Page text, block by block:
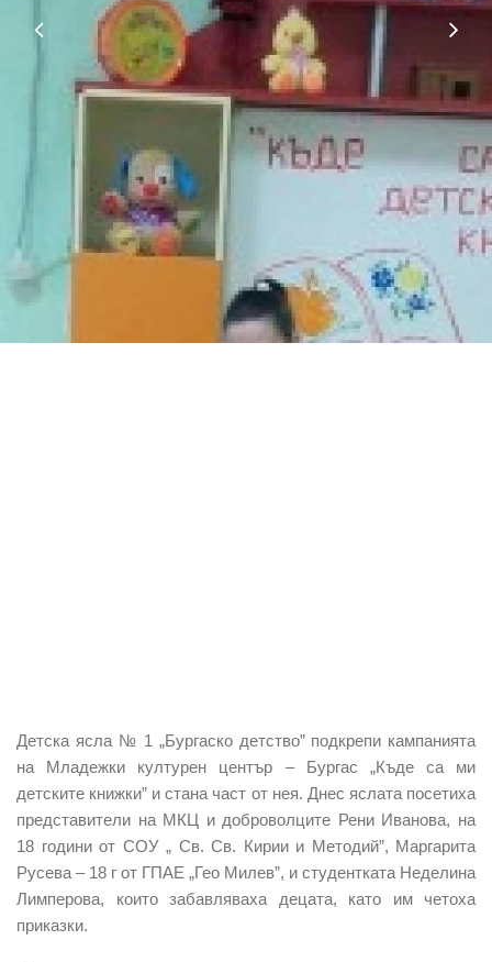
Детска ясла № 1 „Бургаско детство” подкрепи кампанията
на Младежки културен център – Бургас „Къде са ми
детските книжки” и стана част от нея. Днес яслата посетиха
представители на МКЦ и доброволците Рени Иванова, на
18 години от СОУ „ Св. Св. Кирии и Методий”, Маргарита
Русева – 18 г от ГПАЕ „Гео Милев”, и студентката Неделина
Лимперова, които забавляваха децата, като им четоха
приказки.